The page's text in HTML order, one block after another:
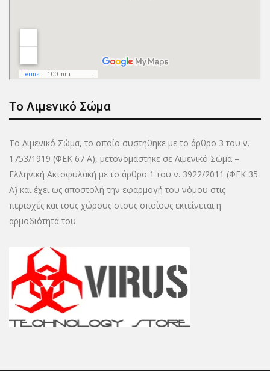
Το Λιμενικό Σώμα
Το Λιμενικό Σώμα, το οποίο συστήθηκε με το άρθρο 3 του ν.
1753/1919 (ΦΕΚ 67 Α΄), μετονομάστηκε σε Λιμενικό Σώμα –
Ελληνική Ακτοφυλακή με το άρθρο 1 του ν. 3922/2011 (ΦΕΚ 35
Α΄) και έχει ως αποστολή την εφαρμογή του νόμου στις
περιοχές και τους χώρους στους οποίους εκτείνεται η
αρμοδιότητά του